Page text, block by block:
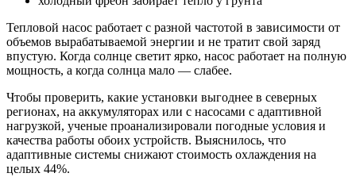
Тепловой насос работает с разной частотой в зависимости от
объемов вырабатываемой энергии и не тратит свой заряд
впустую. Когда солнце светит ярко, насос работает на полную
мощность, а когда солнца мало — слабее.
Чтобы проверить, какие установки выгоднее в северных
регионах, на аккумуляторах или с насосами с адаптивной
нагрузкой, ученые проанализировали погодные условия и
качества работы обоих устройств. Выяснилось, что
адаптивные системы снижают стоимость охлаждения на
целых 44%.